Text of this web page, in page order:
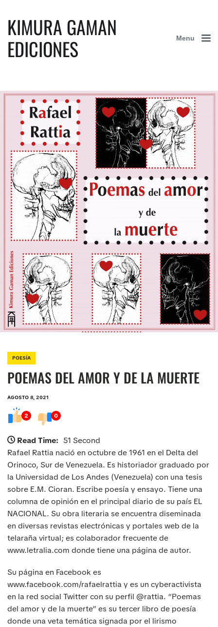
KIMURA GAMAN
EDICIONES
Menu
Posted
in
POESÍA
POEMAS DEL AMOR Y DE LA MUERTE
Post
AGOSTO 8, 2021
2 0
Read Time: 51 Second
Rafael Rattia nació en octubre de 1961 en el Delta del
Orinoco, Sur de Venezuela. Es historiador graduado por
la Universidad de Los Andes (Venezuela) con una tesis
sobre E.M. Cioran. Escribe poesía y ensayo. Tiene una
columna de opinión en el principal diario de su país EL
NACIONAL. Su obra literaria se encuentra diseminada
en diversas revistas electrónicas y portales web de la
telaraña virtual; es colaborador frecuente de
www.letralia.com donde tiene una página de autor.
Su página en Facebook es
www.facebook.com/rafaelrattia y es un cyberactivista
en la red social Twitter con su perfil @rattia. “Poemas
del amor y de la muerte” es su tercer libro de poesía
donde una veta temática signada por el lirismo